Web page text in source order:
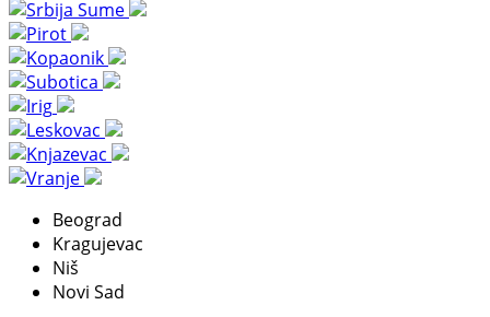
Beograd
Kragujevac
Niš
Novi Sad